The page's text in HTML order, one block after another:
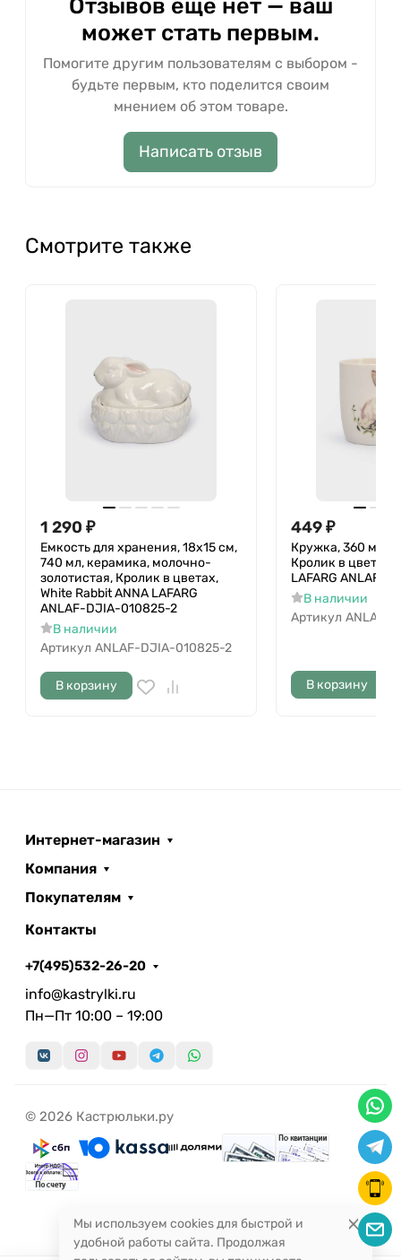
может стать первым.
Помогите другим пользователям с выбором -
будьте первым, кто поделится своим
мнением об этом товаре.
Написать отзыв
Смотрите также
1 290 ₽
Емкость для хранения, 18х15 см,
740 мл, керамика, молочно-
золотистая, Кролик в цветах,
White Rabbit ANNA LAFARG
ANLAF-DJIA-010825-2
В наличии
Артикул ANLAF-DJIA-010825-2
В корзину
449₽
Кружка, 360 мл,
Кролик в цветах,
LAFARG ANLAF-
В наличии
Артикул ANLAF-
В корзину
Интернет-магазин
Компания
Покупателям
Контакты
+7(495)532-26-20
info@kastrylki.ru
Пн—Пт 10:00 – 19:00
© 2026 Кастрюльки.ру
Мы используем cookies для быстрой и
удобной работы сайта. Продолжая